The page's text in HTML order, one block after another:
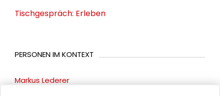
Tischgespräch: Erleben
PERSONEN IM KONTEXT
Markus Lederer